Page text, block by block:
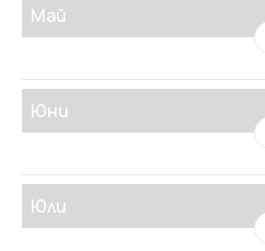
Май
Юни
Юли